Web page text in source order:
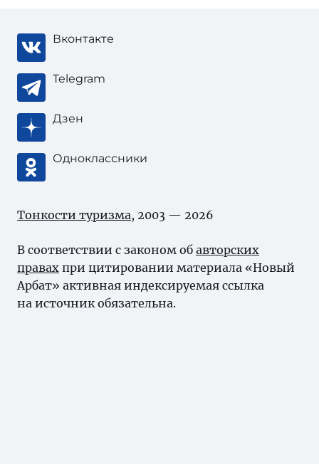
Вконтакте
Telegram
Дзен
Одноклассники
Тонкости туризма, 2003 — 2026
В соответствии с законом об авторских
правах при цитировании материала «Новый
Арбат» активная индексируемая ссылка
на источник обязательна.